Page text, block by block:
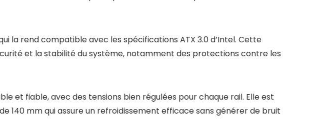
la rend compatible avec les spécifications ATX 3.0 d’Intel. Cette
et la stabilité du système, notamment des protections contre les
et fiable, avec des tensions bien régulées pour chaque rail. Elle est
mm qui assure un refroidissement efficace sans générer de bruit